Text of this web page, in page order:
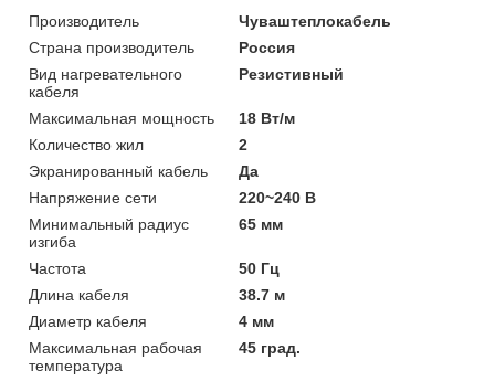
Производитель
Чуваштеплокабель
Страна производитель
Россия
Вид нагревательного
кабеля
Резистивный
Максимальная мощность
18 Вт/м
Количество жил
2
Экранированный кабель
Да
Напряжение сети
220~240 В
Минимальный радиус
изгиба
65 мм
Частота
50 Гц
Длина кабеля
38.7 м
Диаметр кабеля
4 мм
Максимальная рабочая
температура
45 град.